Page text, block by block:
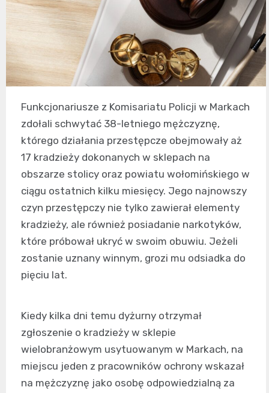
Funkcjonariusze z Komisariatu Policji w Markach
zdołali schwytać 38-letniego mężczyznę,
którego działania przestępcze obejmowały aż
17 kradzieży dokonanych w sklepach na
obszarze stolicy oraz powiatu wołomińskiego w
ciągu ostatnich kilku miesięcy. Jego najnowszy
czyn przestępczy nie tylko zawierał elementy
kradzieży, ale również posiadanie narkotyków,
które próbował ukryć w swoim obuwiu. Jeżeli
zostanie uznany winnym, grozi mu odsiadka do
pięciu lat.
Kiedy kilka dni temu dyżurny otrzymał
zgłoszenie o kradzieży w sklepie
wielobranżowym usytuowanym w Markach, na
miejscu jeden z pracowników ochrony wskazał
na mężczyznę jako osobę odpowiedzialną za